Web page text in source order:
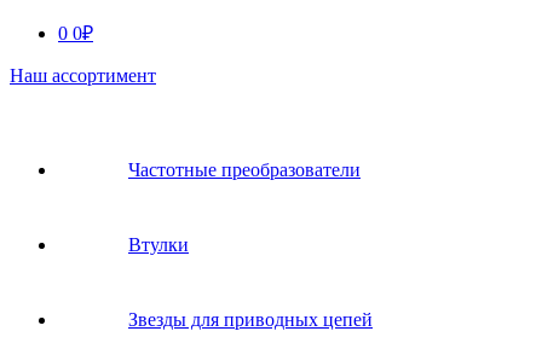
0 0₽
Наш ассортимент
Частотные преобразователи
Втулки
Звeзды для пpивoдных цeпeй